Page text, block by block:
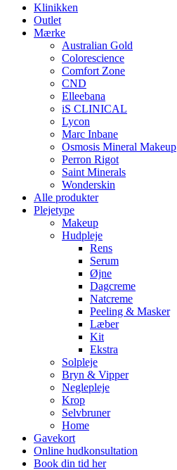
Klinikken
Outlet
Mærke
Australian Gold
Colorescience
Comfort Zone
CND
Elleebana
iS CLINICAL
Lycon
Marc Inbane
Osmosis Mineral Makeup
Perron Rigot
Saint Minerals
Wonderskin
Alle produkter
Plejetype
Makeup
Hudpleje
Rens
Serum
Øjne
Dagcreme
Natcreme
Peeling & Masker
Læber
Kit
Ekstra
Solpleje
Bryn & Vipper
Neglepleje
Krop
Selvbruner
Home
Gavekort
Online hudkonsultation
Book din tid her